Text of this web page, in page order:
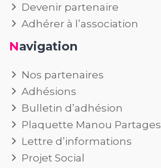
Devenir partenaire
Adhérer à l’association
Navigation
Nos partenaires
Adhésions
Bulletin d’adhésion
Plaquette Manou Partages
Lettre d’informations
Projet Social